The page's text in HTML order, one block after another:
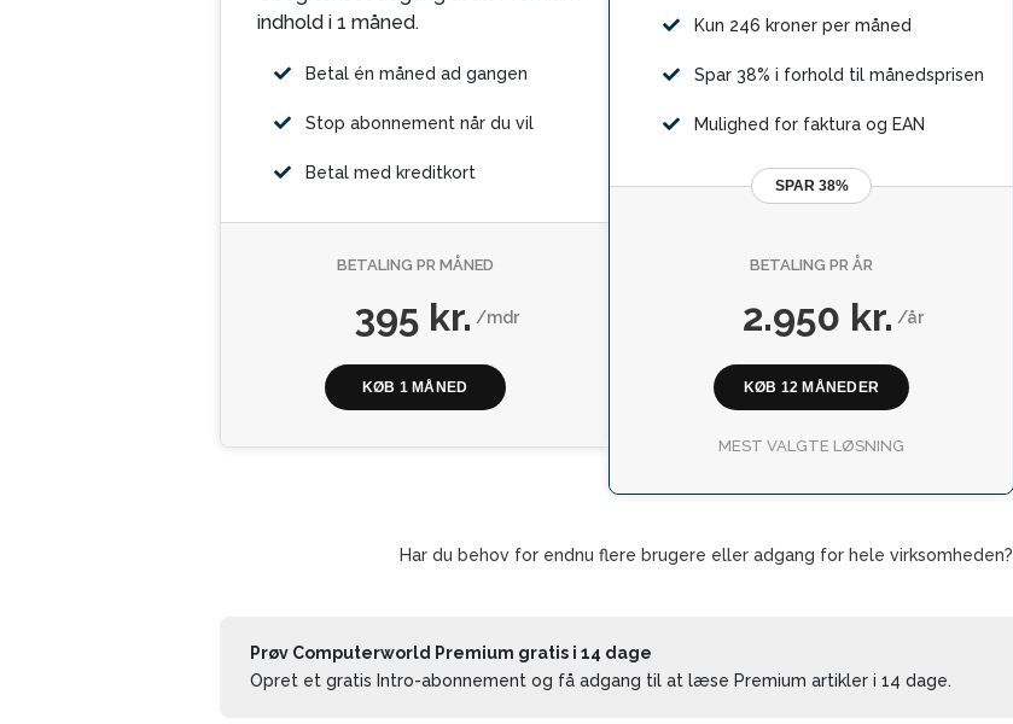
indhold i 1 måned.
Betal én måned ad gangen
Stop abonnement når du vil
Betal med kreditkort
BETALING PR MÅNED
395 kr./mdr
KØB 1 MÅNED
Kun 246 kroner per måned
Spar 38% i forhold til månedsprisen
Mulighed for faktura og EAN
SPAR 38%
BETALING PR ÅR
2.950 kr./år
KØB 12 MÅNEDER
MEST VALGTE LØSNING
Har du behov for endnu flere brugere eller adgang for hele virksomheden?
Prøv Computerworld Premium gratis i 14 dage
Opret et gratis Intro-abonnement og få adgang til at læse Premium artikler i 14 dage.